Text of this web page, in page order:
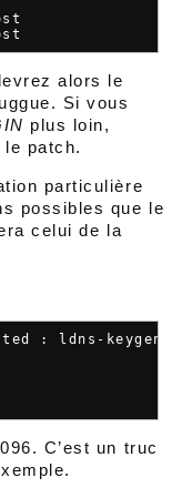
alors le
Si vous
plus loin,
le patch.
particulière
possibles que le
celui de la
: ldns-
C’est un truc